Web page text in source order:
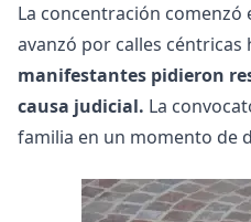
La concentración comenzó
avanzó por calles céntricas
manifestantes pidieron
causa judicial. La
familia en un momento de